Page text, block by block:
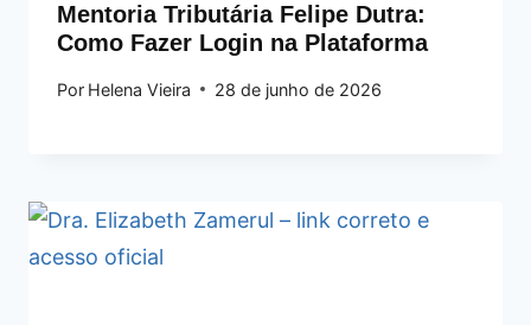
Mentoria Tributária Felipe Dutra:
Como Fazer Login na Plataforma
Por Helena Vieira 28 de junho de 2026